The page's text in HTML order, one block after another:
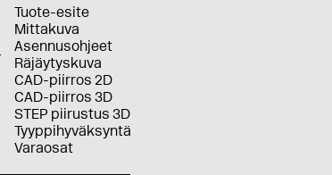
Tuote-esite
Mittakuva
Asennusohjeet
Räjäytyskuva
CAD-piirros 2D
CAD-piirros 3D
STEP piirustus 3D
Tyyppihyväksyntä
Varaosat